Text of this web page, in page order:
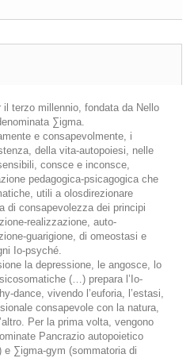
il terzo millennio, fondata da Nello
∑igma.
e consapevolmente, i
della vita-autopoiesi, nelle
consce e inconsce,
pedagogica-psicagogica che
utili a olosdirezionare
di consapevolezza dei principi
realizzazione, auto-
guarigione, di omeostasi e
Io-psyché.
la depressione, le angosce, lo
(…) prepara l’Io-
dance, vivendo l’euforia, l’estasi,
consapevole con la natura,
Per la prima volta, vengono
Pancrazio autopoietico
e ∑igma-gym (sommatoria di